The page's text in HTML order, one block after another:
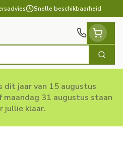
Snelle beschikbaarheid
Zoek
dit jaar van 15 augustus
maandag 31 augustus staan
jullie klaar.